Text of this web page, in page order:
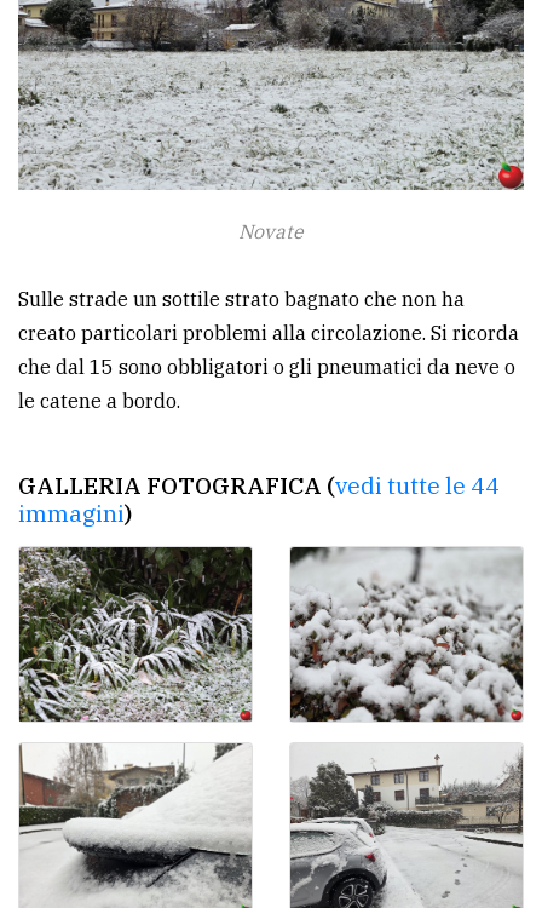
policy
Novate
Sulle strade un sottile strato bagnato che non ha
creato particolari problemi alla circolazione. Si ricorda
che dal 15 sono obbligatori o gli pneumatici da neve o
le catene a bordo.
GALLERIA FOTOGRAFICA (vedi tutte le 44
immagini)